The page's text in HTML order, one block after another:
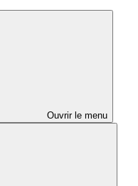
Ouvrir le menu